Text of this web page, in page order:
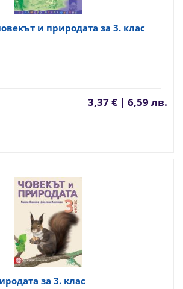
и природата за 3. клас
3,37 € | 6,59 лв.
за 3. клас